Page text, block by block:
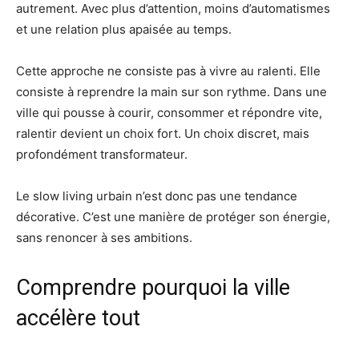
autrement. Avec plus d’attention, moins d’automatismes
et une relation plus apaisée au temps.
Cette approche ne consiste pas à vivre au ralenti. Elle
consiste à reprendre la main sur son rythme. Dans une
ville qui pousse à courir, consommer et répondre vite,
ralentir devient un choix fort. Un choix discret, mais
profondément transformateur.
Le slow living urbain n’est donc pas une tendance
décorative. C’est une manière de protéger son énergie,
sans renoncer à ses ambitions.
Comprendre pourquoi la ville
accélère tout